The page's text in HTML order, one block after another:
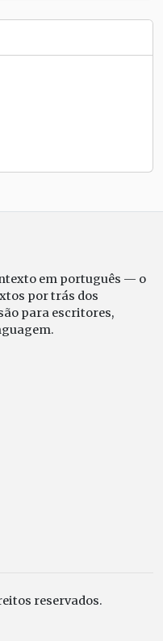
em português — o
por trás dos
para escritores,
reservados.